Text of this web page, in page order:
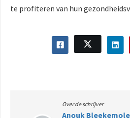
te profiteren van hun
Over de schrijver
Anouk